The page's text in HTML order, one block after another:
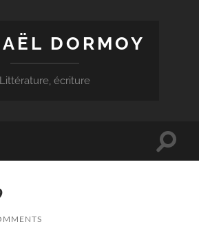
DORMOY
Littérature, écriture
Toggle